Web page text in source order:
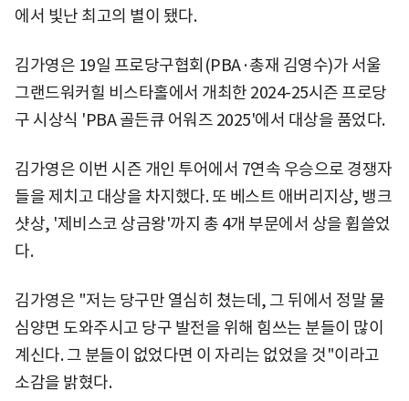
에서 빛난 최고의 별이 됐다.
김가영은 19일 프로당구협회(PBA·총재 김영수)가 서울
그랜드워커힐 비스타홀에서 개최한 2024-25시즌 프로당
구 시상식 'PBA 골든큐 어워즈 2025'에서 대상을 품었다.
김가영은 이번 시즌 개인 투어에서 7연속 우승으로 경쟁자
들을 제치고 대상을 차지했다. 또 베스트 애버리지상, 뱅크
샷상, '제비스코 상금왕'까지 총 4개 부문에서 상을 휩쓸었
다.
김가영은 "저는 당구만 열심히 쳤는데, 그 뒤에서 정말 물
심양면 도와주시고 당구 발전을 위해 힘쓰는 분들이 많이
계신다. 그 분들이 없었다면 이 자리는 없었을 것"이라고
소감을 밝혔다.